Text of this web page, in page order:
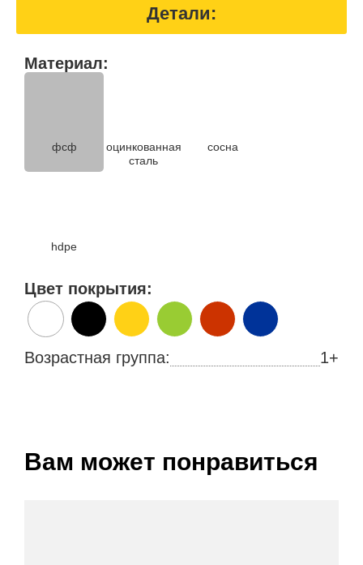
Детали:
Материал:
фсф
оцинкованная
сталь
сосна
hdpe
Цвет покрытия:
Возрастная группа: 1+
Вам может понравиться